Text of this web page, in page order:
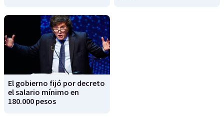
El gobierno fijó por decreto
el salario mínimo en
180.000 pesos